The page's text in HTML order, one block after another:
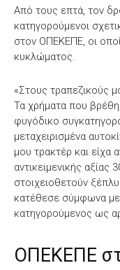
Από τους επτά, τον
κατηγορούμενοι
στον ΟΠΕΚΕΠΕ, οι
κυκλώματος.
«Στους τραπεζικούς
Τα χρήματα που
φυγόδικο
μεταχειρισμένα
μου τρακτέρ και είχα
αντικειμενικής
στοιχειοθετούν
κατέθεσε σύμφωνα
κατηγορούμενος ως
ΟΠΕΚΕΠΕ